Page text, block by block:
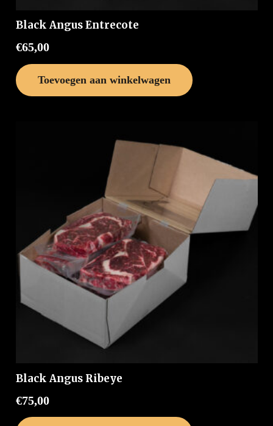
Black Angus Entrecote
€65,00
Toevoegen aan winkelwagen
Black Angus Ribeye
€75,00